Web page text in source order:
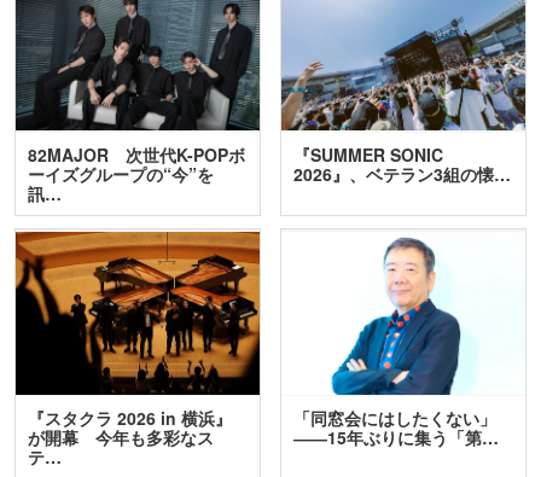
82MAJOR 次世代K-POPボ
ーイズグループの“今”を
訊…
『SUMMER SONIC
2026』、ベテラン3組の懐…
『スタクラ 2026 in 横浜』
が開幕 今年も多彩なス
テ…
「同窓会にはしたくない」
――15年ぶりに集う「第…